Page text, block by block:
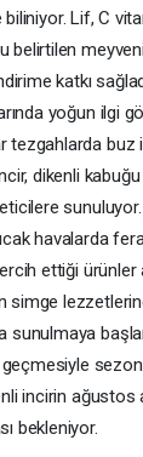
biliniyor. Lif, C
belirtilen
katkı
yoğun ilgi
tezgahlarda buz
dikenli
havalarda
ettiği ürünler
simge
geçmesiyle
incirin ağustos
bekleniyor.